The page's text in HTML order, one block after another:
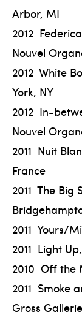
Arbor, MI
2012
Nouvel
2012 White
York, NY
2012 In-
Nouvel
2011 Nuit
France
2011 The Big
2011 Yours/
2011 Light
2010 Off the
2011 Smoke
Gross